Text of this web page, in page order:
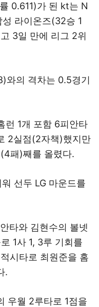
0.611)가 된 kt는 N
라이온즈(32승 1
3일 만에 리그 2위
와의 격차는 0.5경기
런 1개 포함 6피안타
2실점(2자책)했지만
패)째를 올렸다.
선두 LG 마운드를
타와 김현수의 볼넷
1사 1, 3루 기회를
시타로 최원준을 홈
.
우월 2루타로 1점을